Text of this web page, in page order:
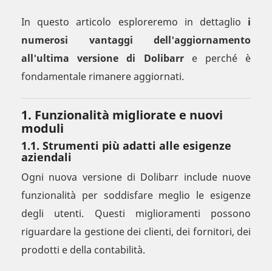
In questo articolo esploreremo in dettaglio i
numerosi vantaggi dell'aggiornamento
all'ultima versione di Dolibarre perché è
fondamentale rimanere aggiornati.
1. Funzionalità migliorate e nuovi
moduli
1.1. Strumenti più adatti alle esigenze
aziendali
Ogni nuova versione di Dolibarr include nuove
funzionalità per soddisfare meglio le esigenze
degli utenti. Questi miglioramenti possono
riguardare la gestione dei clienti, dei fornitori, dei
prodotti e della contabilità.